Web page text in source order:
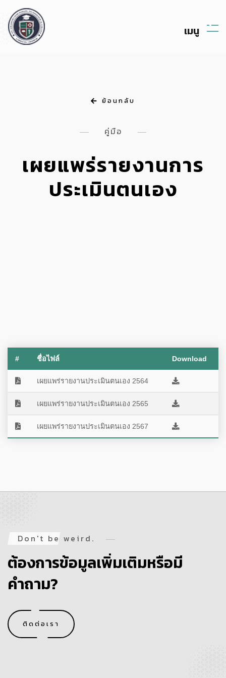
เมน
ย้อนกลับ
คู่มือ
เผยแพร่รายงานการ
ประเมินตนเอง
# ชื่อไฟล์ Download
เผยแพร่รายงานประเมินตนเอง 2564
เผยแพร่รายงานประเมินตนเอง 2565
เผยแพร่รายงานประเมินตนเอง 2567
Don't be weird.
ต้องการข้อมูลเพิ่มเติมหรือมี
คำถาม?
ติดต่อเรา